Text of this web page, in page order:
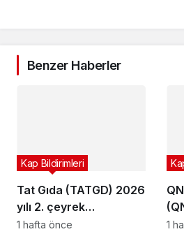
Benzer Haberler
Tat Gıda (TATGD) 2026
yılı 2. çeyrek
bilançosunu açıkladı
Kap Bildirimleri
1 hafta önce 1